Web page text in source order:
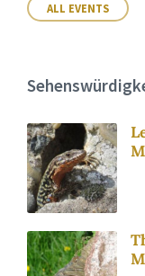
ALL EVENTS